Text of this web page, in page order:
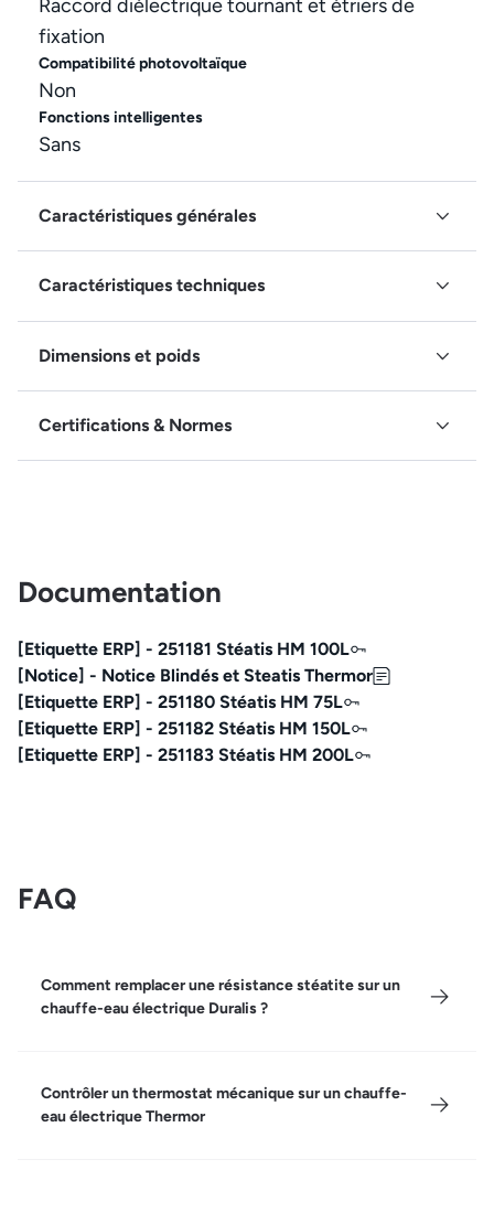
Raccord diélectrique tournant et étriers de
fixation
Compatibilité photovoltaïque
Non
Fonctions intelligentes
Sans
Caractéristiques générales
Caractéristiques techniques
Dimensions et poids
Certifications & Normes
Documentation
[Etiquette ERP] - 251181 Stéatis HM 100L
[Notice] - Notice Blindés et Steatis Thermor
[Etiquette ERP] - 251180 Stéatis HM 75L
[Etiquette ERP] - 251182 Stéatis HM 150L
[Etiquette ERP] - 251183 Stéatis HM 200L
FAQ
Comment remplacer une résistance stéatite sur un
chauffe-eau électrique Duralis ?
Contrôler un thermostat mécanique sur un chauffe-
eau électrique Thermor